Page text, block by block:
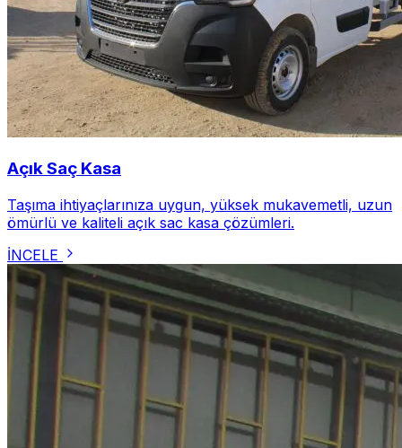
Açık Saç Kasa
Taşıma ihtiyaçlarınıza uygun, yüksek mukavemetli, uzun
ömürlü ve kaliteli açık sac kasa çözümleri.
İNCELE